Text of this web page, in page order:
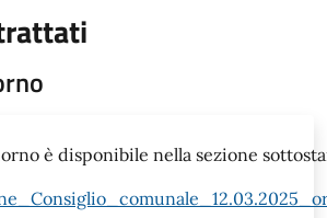
è disponibile nella sezione